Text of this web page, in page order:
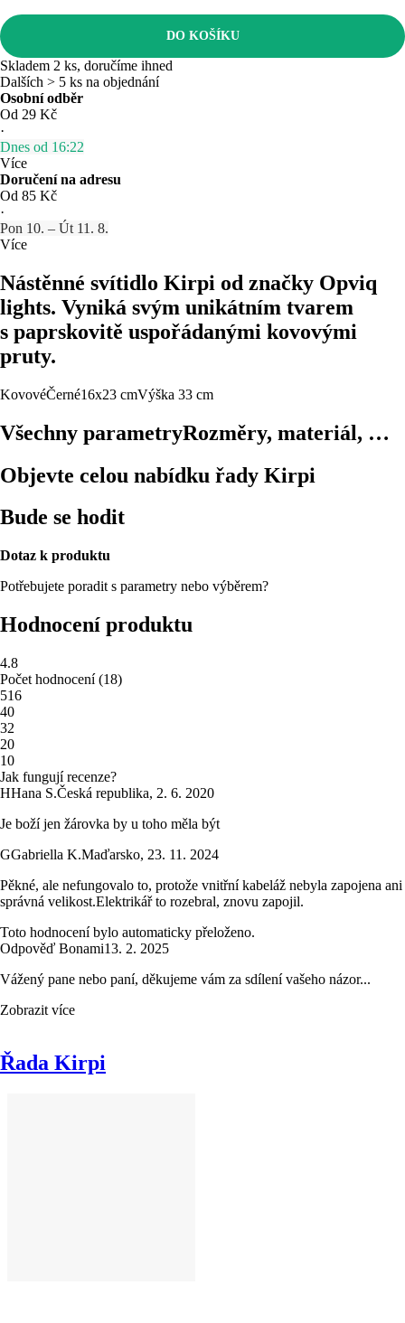
DO KOŠÍKU
Skladem 2 ks, doručíme ihned
Dalších > 5 ks na objednání
Osobní odběr
Od 29 Kč
·
Dnes od 16:22
Více
Doručení na adresu
Od 85 Kč
·
Pon 10. – Út 11. 8.
Více
Nástěnné svítidlo Kirpi od značky Opviq
lights. Vyniká svým unikátním tvarem
s paprskovitě uspořádanými kovovými
pruty.
KovovéČerné16x23 cmVýška 33 cm
Všechny parametryRozměry, materiál, …
Objevte celou nabídku řady Kirpi
Bude se hodit
Dotaz k produktu
Potřebujete poradit s parametry nebo výběrem?
Hodnocení produktu
4.8
Počet hodnocení(18)
516
40
32
20
10
Jak fungují recenze?
HHana S.Česká republika, 2. 6. 2020
Je boží jen žárovka by u toho měla být
GGabriella K.Maďarsko, 23. 11. 2024
Pěkné, ale nefungovalo to, protože vnitřní kabeláž nebyla zapojena ani
správná velikost.Elektrikář to rozebral, znovu zapojil.
Toto hodnocení bylo automaticky přeloženo.
Odpověď Bonami13. 2. 2025
Vážený pane nebo paní, děkujeme vám za sdílení vašeho názor...
Zobrazit více
Řada Kirpi